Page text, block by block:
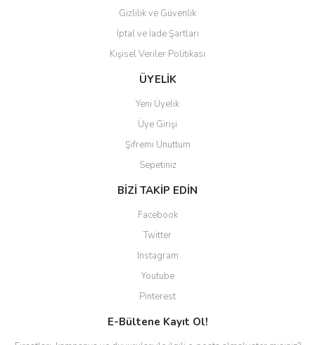
Gizlilik ve Güvenlik
İptal ve İade Şartları
Kişisel Veriler Politikası
ÜYELİK
Yeni Üyelik
Üye Girişi
Şifremi Unuttum
Sepetiniz
BİZİ TAKİP EDİN
Facebook
Twitter
Instagram
Youtube
Pinterest
E-Bültene Kayıt Ol!